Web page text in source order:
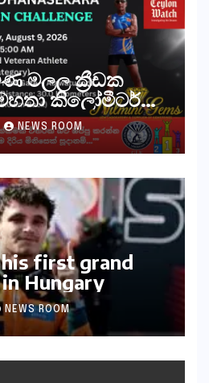
මලල ක්‍රීඩක
මහතා කිලෝමීටර්
ධාවන
NEWS ROOM
first grand
Hungary​​
NEWS ROOM